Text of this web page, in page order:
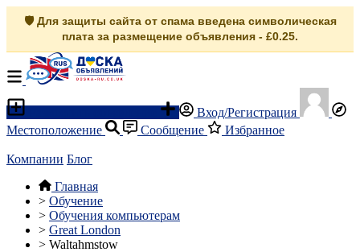
🛡️ Для защиты сайта от спама введена символическая
плата за размещение объявления - £0.25.
Вход/Регистрация
Местоположение
Сообщение Избранное
Компании Блог
Главная
> Обучение
> Обучения компьютерам
> Great London
> Waltahmstow